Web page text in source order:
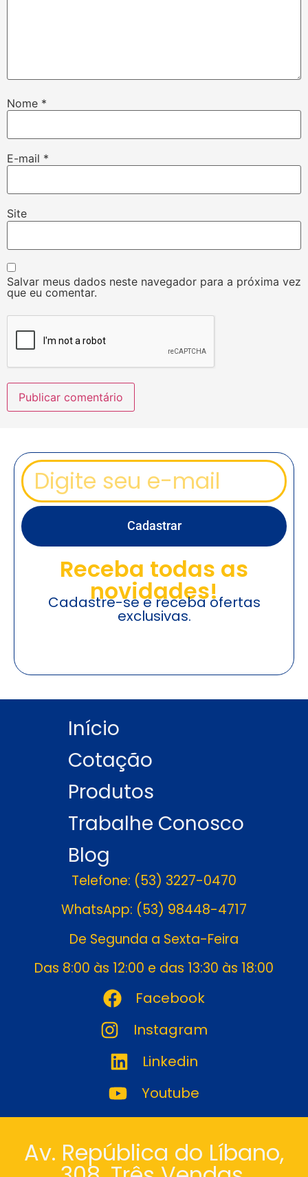
Nome *
E-mail *
Site
Salvar meus dados neste navegador para a próxima vez
que eu comentar.
Cadastrar
Receba todas as
novidades!
Cadastre-se e receba ofertas
exclusivas.
Início
Cotação
Produtos
Trabalhe Conosco
Blog
Telefone: (53) 3227-0470
WhatsApp: (53) 98448-4717
De Segunda a Sexta-Feira
Das 8:00 às 12:00 e das 13:30 às 18:00
Facebook
Instagram
Linkedin
Youtube
Av. República do Líbano,